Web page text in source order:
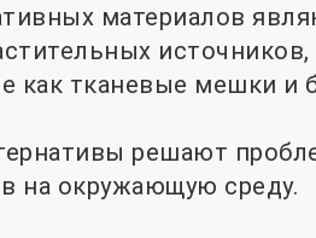
материалов
как тканевые мешки
решают
на окружающую среду.